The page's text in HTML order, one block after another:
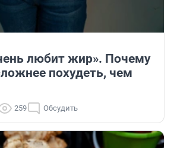
любит жир». Почему
похудеть, чем
259 Обсудить